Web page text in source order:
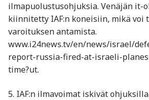
ilmapuolustusohjuksia. Venäjän it-
kiinnitetty IAF:n koneisiin, mikä voi
varoituksen antamista.
www.i24news.tv/en/news/israel/
report-russia-fired-at-israeli-
time?ut.
5. IAF:n ilmavoimat iskivät